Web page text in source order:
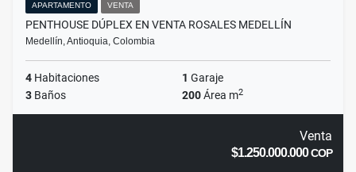
APARTAMENTO VENTA
PENTHOUSE DÚPLEX EN VENTA ROSALES MEDELLÍN
Medellín, Antioquia, Colombia
4 Habitaciones 1 Garaje
3 Baños 200Área m2
Venta
$1.250.000.000COP